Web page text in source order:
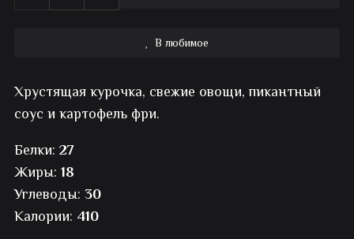
с
В любимое
Хрустящая курочка, свежие овощи, пикантный
соус и картофель фри.
Белки: 27
Жиры: 18
Углеводы: 30
Калории: 410